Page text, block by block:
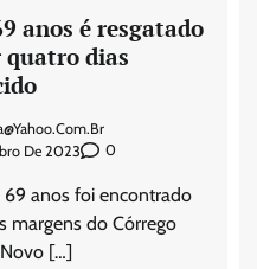
anos é resgatado
quatro dias
De 2023
0
anos foi encontrado
margens do Córrego
[…]